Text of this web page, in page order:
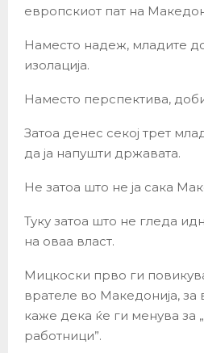
европскиот пат на
Наместо надеж, младите
изолација.
Наместо перспектива,
Затоа денес секој трет
да ја напушти државата.
Не затоа што не ја сака
Туку затоа што не гледа
на оваа власт.
Мицкоски прво ги
врателе во Македонија,
каже дека ќе ги менува за
работници”.